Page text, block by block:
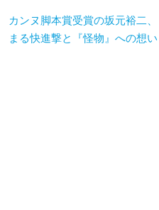
カンヌ脚本賞受賞の坂元裕二
まる快進撃と『怪物』への想い